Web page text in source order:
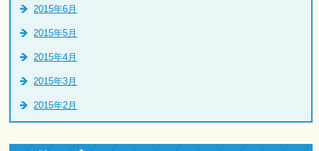
2015年6月
2015年5月
2015年4月
2015年3月
2015年2月